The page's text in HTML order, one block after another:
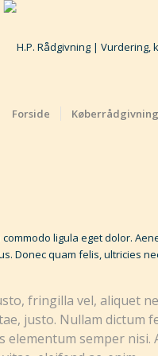
Forside Køberrådgivning
ligula eget dolor.
Donec quam felis, ultricies
fringilla vel, aliquet
justo. Nullam dictum
semper